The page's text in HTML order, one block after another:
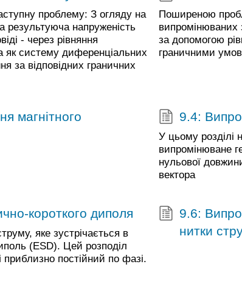
проблему: З огляду на
результуюча напруженість
- через рівняння
як систему диференціальних
за відповідних граничних
Поширеною
за допомогою
граничними
магнітного
9.4:
У цьому розділі
випромінюване
нульової
вектора
короткого диполя
яке зустрічається в
(ESD). Цей розподіл
постійний по фазі.
9.6:
нитки